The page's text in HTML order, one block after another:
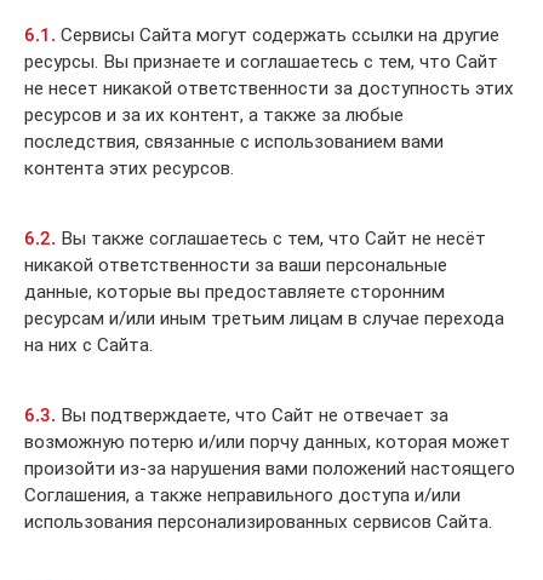
6.1. Сервисы Сайта могут содержать ссылки на другие
ресурсы. Вы признаете и соглашаетесь с тем, что Сайт
не несет никакой ответственности за доступность этих
ресурсов и за их контент, а также за любые
последствия, связанные с использованием вами
контента этих ресурсов.
6.2. Вы также соглашаетесь с тем, что Сайт не несёт
никакой ответственности за ваши персональные
данные, которые вы предоставляете сторонним
ресурсам и/или иным третьим лицам в случае перехода
на них с Сайта.
6.3. Вы подтверждаете, что Сайт не отвечает за
возможную потерю и/или порчу данных, которая может
произойти из-за нарушения вами положений настоящего
Соглашения, а также неправильного доступа и/или
использования персонализированных сервисов Сайта.